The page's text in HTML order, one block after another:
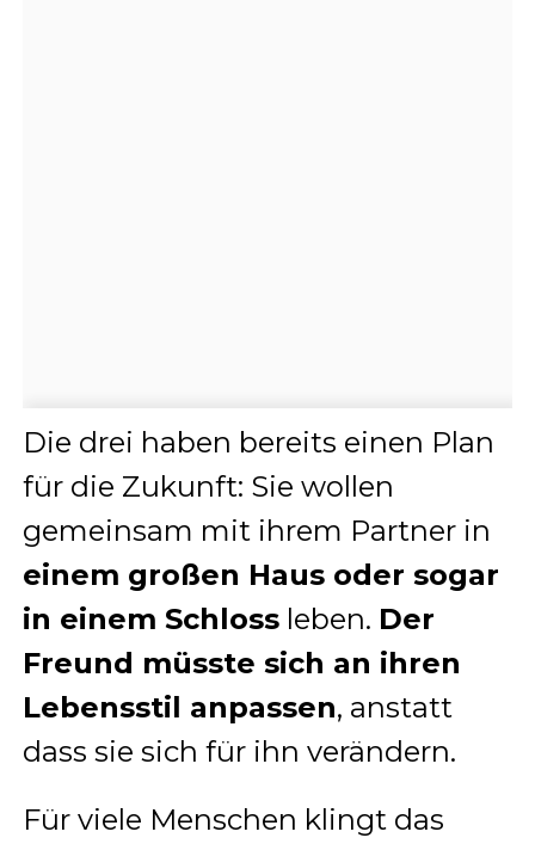
Die drei haben bereits einen Plan
für die Zukunft: Sie wollen
gemeinsam mit ihrem Partner in
einem großen Haus oder sogar
in einem Schlossleben. Der
Freund müsste sich an ihren
Lebensstil anpassen, anstatt
dass sie sich für ihn verändern.
Für viele Menschen klingt das